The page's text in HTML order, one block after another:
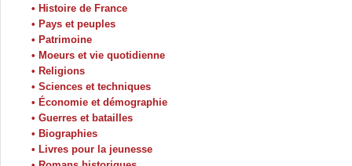
• Histoire de France
• Pays et peuples
• Patrimoine
• Moeurs et vie quotidienne
• Religions
• Sciences et techniques
• Économie et démographie
• Guerres et batailles
• Biographies
• Livres pour la jeunesse